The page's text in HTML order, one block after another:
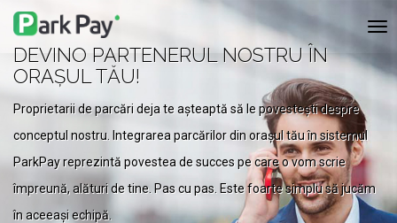
DEVINO PARTENERUL NOSTRU ÎN
ORAȘUL TĂU!
Proprietarii de parcări deja te așteaptă să le povestești despre
conceptul nostru. Integrarea parcărilor din orașul tău în sistemul
ParkPay reprezintă povestea de succes pe care o vom scrie
împreună, alături de tine. Pas cu pas. Este foarte simplu să jucăm
în aceeași echipă.